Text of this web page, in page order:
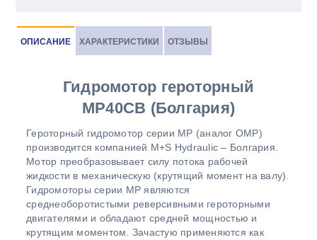
ОПИСАНИЕ ХАРАКТЕРИСТИКИ ОТЗЫВЫ
Гидромотор героторный
MP40СВ (Болгария)
Героторный гидромотор серии MP (аналог OMP)
производится компанией M+S Hydraulic – Болгария.
Мотор преобразовывает силу потока рабочей
жидкости в механическую (крутящий момент на валу).
Гидромоторы серии MP являются
среднеоборотистыми реверсивными героторными
двигателями и обладают средней мощностью и
крутящим моментом. Зачастую применяются как